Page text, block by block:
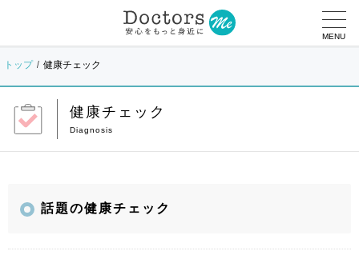
MENU
トップ 健康チェック
健康チェック
話題の健康チェック